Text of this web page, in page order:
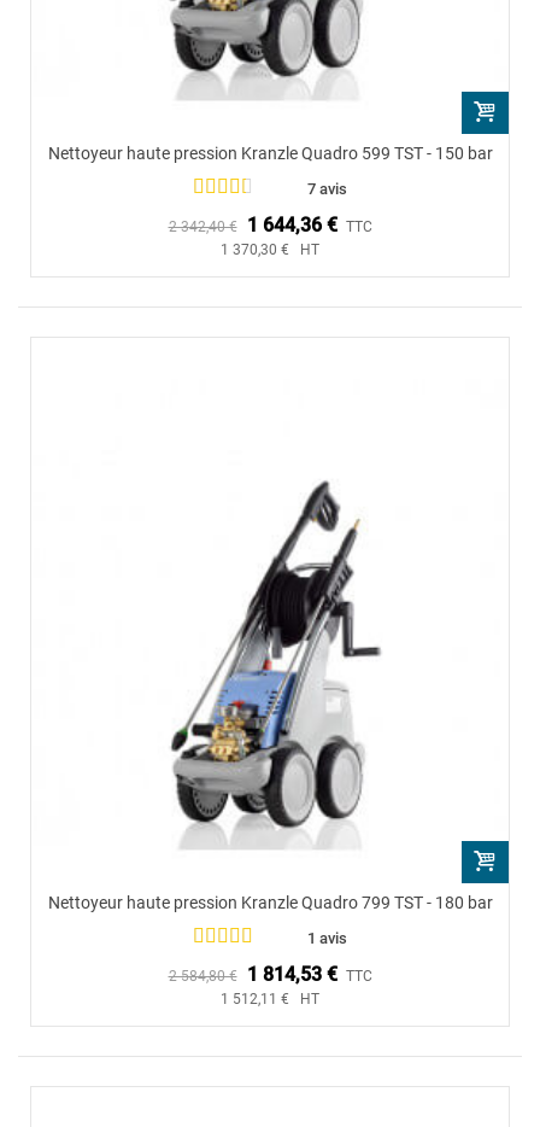
Nettoyeur haute pression Kranzle Quadro 599 TST - 150 bar
7 avis
2 342,40 € 1 644,36 € TTC
1 370,30 € HT
Nettoyeur haute pression Kranzle Quadro 799 TST - 180 bar
1 avis
2 584,80 € 1 814,53 € TTC
1 512,11 € HT